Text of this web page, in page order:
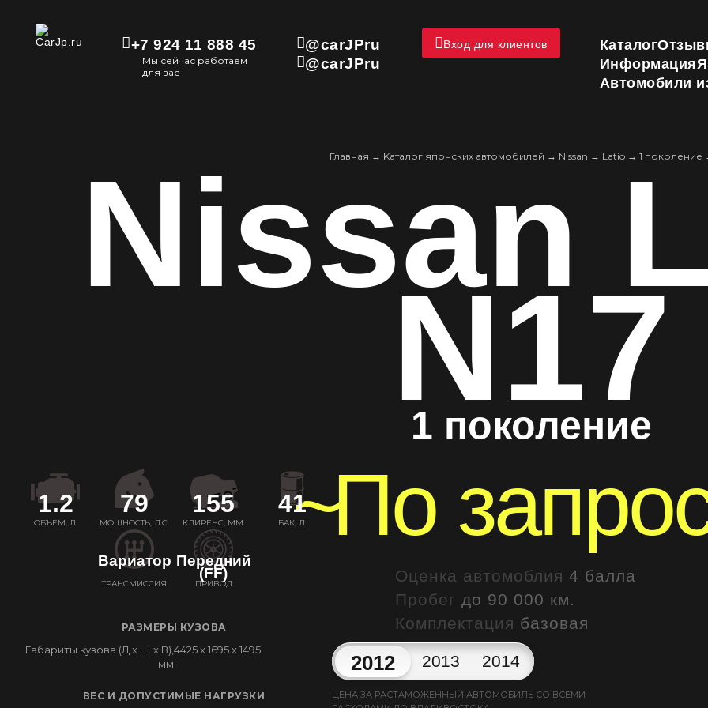
+7 924 11 888 45
Мы сейчас работаем
для вас
@carJPru
@carJPru
Вход для клиентов Каталог
Информация
Автомобили
Главная → Kаталог японских автомобилей → Nissan → Latio → 1 поколение
Nissan
N17
1 поколение
ОБЪЕМ, Л.
1.2
МОЩНОСТЬ, Л.С.
79
КЛИРЕНС, ММ.
155
БАК, Л.
41
ТРАНСМИССИЯ
Вариатор
ПРИВОД
Передний
(FF)
РАЗМЕРЫ КУЗОВА
Габариты кузова (Д x Ш x В),
мм
4425 x 1695 x 1495
ВЕС И ДОПУСТИМЫЕ НАГРУЗКИ
~По
Оценка автомоблия 4 балла
Пробег до 90 000 км.
Комплектация базовая
2012 2013 2014
ЦЕНА ЗА РАСТАМОЖЕННЫЙ АВТОМОБИЛЬ СО ВСЕМИ